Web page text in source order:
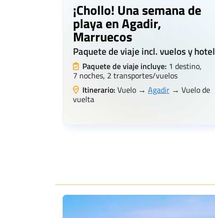
¡Chollo! Una semana de
playa en Agadir,
Marruecos
Paquete de viaje incl. vuelos y hotel
Paquete de viaje incluye: 1 destino,
7 noches, 2 transportes/vuelos
Itinerario: Vuelo → Agadir → Vuelo de
vuelta